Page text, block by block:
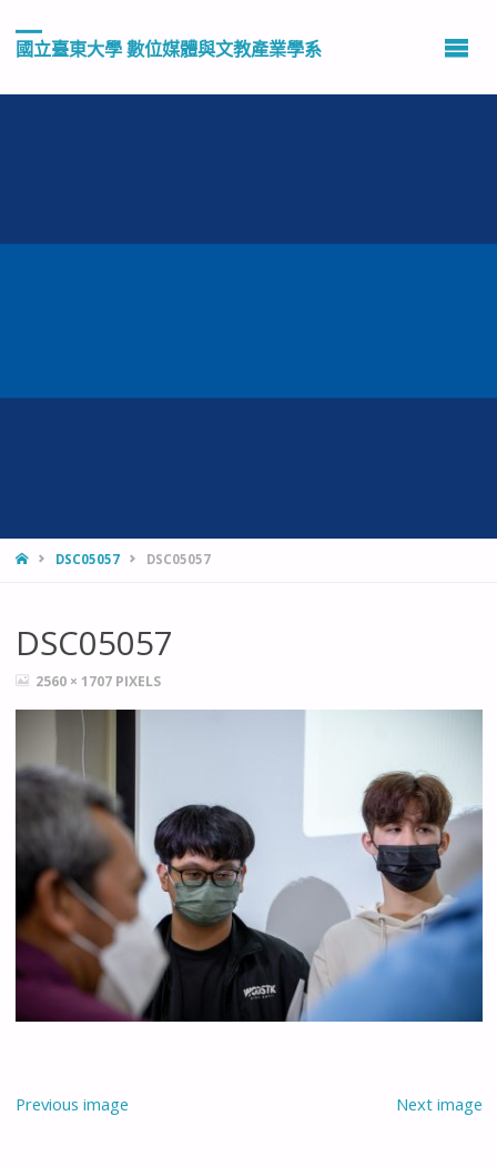
國立臺東大學 數位媒體與文教產業學系
HOMEDSC05057 DSC05057
DSC05057
FULL2560 × 1707 PIXELS
Previous image Next image